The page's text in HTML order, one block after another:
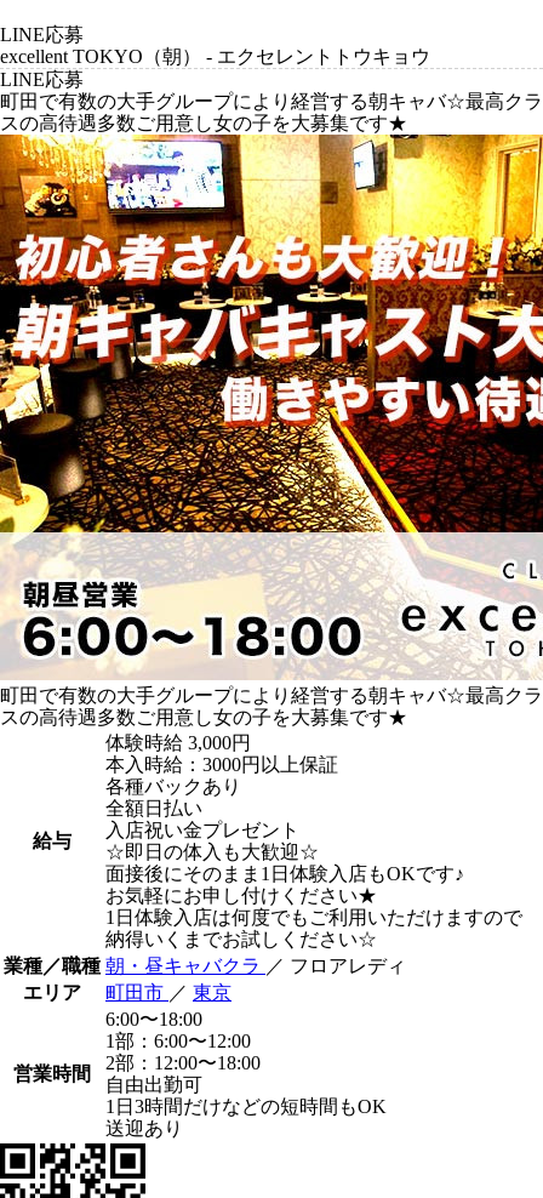
LINE応募
excellent TOKYO（朝） - エクセレントトウキョウ
LINE応募
町田で有数の大手グループにより経営する朝キャバ☆最高クラ
スの高待遇多数ご用意し女の子を大募集です★
町田で有数の大手グループにより経営する朝キャバ☆最高クラ
スの高待遇多数ご用意し女の子を大募集です★
給与
体験時給 3,000円
本入時給：3000円以上保証
各種バックあり
全額日払い
入店祝い金プレゼント
☆即日の体入も大歓迎☆
面接後にそのまま1日体験入店もOKです♪
お気軽にお申し付けください★
1日体験入店は何度でもご利用いただけますので
納得いくまでお試しください☆
業種／職種 朝・昼キャバクラ ／ フロアレディ
エリア
町田市 ／ 東京
営業時間
6:00〜18:00
1部：6:00〜12:00
2部：12:00〜18:00
自由出勤可
1日3時間だけなどの短時間もOK
送迎あり